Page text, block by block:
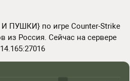
ПУШКИ} по игре Counter-Strike
из Россия. Сейчас на сервере